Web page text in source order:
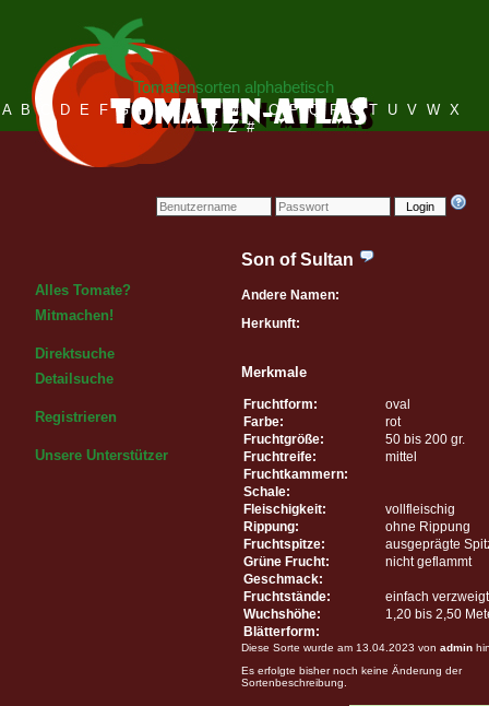
Login
Tomatensorten alphabetisch
A B C D E F G H I J K L M N O P Q R S T U V W X
Y Z #
Alles Tomate?
Mitmachen!
Direktsuche
Detailsuche
Registrieren
Unsere Unterstützer
Son of Sultan
Andere Namen:
Herkunft:
Merkmale
Fruchtform:
oval
Farbe:
rot
Fruchtgröße:
50 bis 200 gr.
Fruchtreife:
mittel
Fruchtkammern:
Schale:
Fleischigkeit:
vollfleischig
Rippung:
ohne Rippung
Fruchtspitze:
ausgeprägte
Grüne Frucht:
nicht geflammt
Geschmack:
Fruchtstände:
einfach verzweigt
Wuchshöhe:
1,20 bis 2,50
Blätterform:
Diese Sorte wurde am 13.04.2023 von admin
Es erfolgte bisher noch keine Änderung der
Sortenbeschreibung.